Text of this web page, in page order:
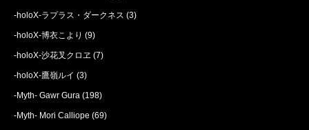
-holoX-ラプラス・ダークネス (3)
-holoX-博衣こより (9)
-holoX-沙花叉クロヱ (7)
-holoX-鷹嶺ルイ (3)
-Myth- Gawr Gura (198)
-Myth- Mori Calliope (69)